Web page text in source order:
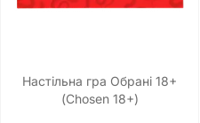
Настільна гра Обрані 18+
(Chosen 18+)